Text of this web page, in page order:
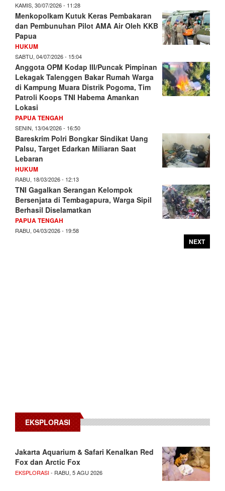
KAMIS, 30/07/2026 - 11:28
Menkopolkam Kutuk Keras Pembakaran
dan Pembunuhan Pilot AMA Air Oleh KKB
Papua
HUKUM
SABTU, 04/07/2026 - 15:04
Anggota OPM Kodap III/Puncak Pimpinan
Lekagak Talenggen Bakar Rumah Warga
di Kampung Muara Distrik Pogoma, Tim
Patroli Koops TNI Habema Amankan
Lokasi
PAPUA TENGAH
SENIN, 13/04/2026 - 16:50
Bareskrim Polri Bongkar Sindikat Uang
Palsu, Target Edarkan Miliaran Saat
Lebaran
HUKUM
RABU, 18/03/2026 - 12:13
TNI Gagalkan Serangan Kelompok
Bersenjata di Tembagapura, Warga Sipil
Berhasil Diselamatkan
PAPUA TENGAH
RABU, 04/03/2026 - 19:58
NEXT
EKSPLORASI
Jakarta Aquarium & Safari Kenalkan Red
Fox dan Arctic Fox
EKSPLORASI- RABU, 5 AGU 2026